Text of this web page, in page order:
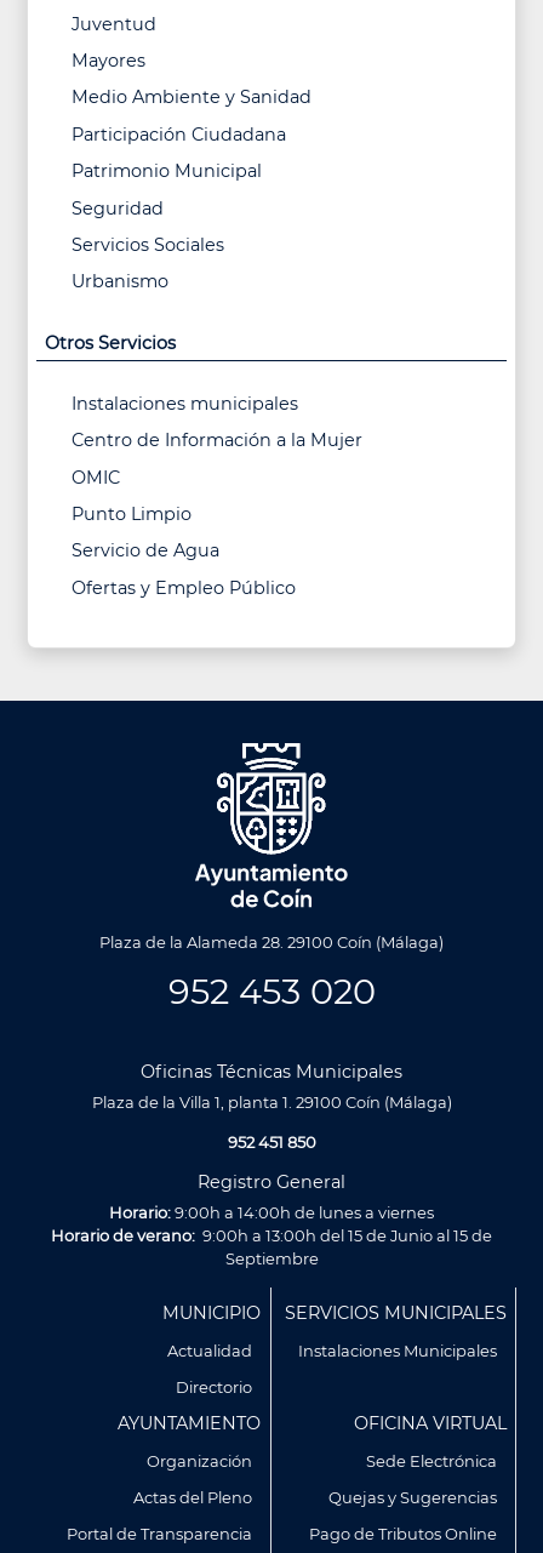
Juventud
Mayores
Medio Ambiente y Sanidad
Participación Ciudadana
Patrimonio Municipal
Seguridad
Servicios Sociales
Urbanismo
Otros Servicios
Instalaciones municipales
Centro de Información a la Mujer
OMIC
Punto Limpio
Servicio de Agua
Ofertas y Empleo Público
Utilizamos cookies propias y de terceros para analizar
nuestros servicios y mostrarte publicidad relacionada con
Plaza de la Alameda 28. 29100 Coín (Málaga)
952 453 020
Oficinas Técnicas Municipales
Plaza de la Villa 1, planta 1. 29100 Coín (Málaga)
952 451 850
Registro General
Horario:9:00h a 14:00h de lunes a viernes
Horario de verano: 9:00h a 13:00h del 15 de Junio al 15 de
Septiembre
MUNICIPIO
Actualidad
Directorio
SERVICIOS MUNICIPALES
Instalaciones Municipales
AYUNTAMIENTO
Organización
Actas del Pleno
Portal de Transparencia
OFICINA VIRTUAL
Sede Electrónica
Quejas y Sugerencias
Pago de Tributos Online